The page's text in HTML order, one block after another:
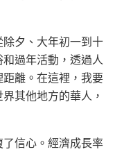
夕、大年初一到十
過年活動，透過人
離。在這裡，我要
其他地方的華人，
信心。經濟成長率